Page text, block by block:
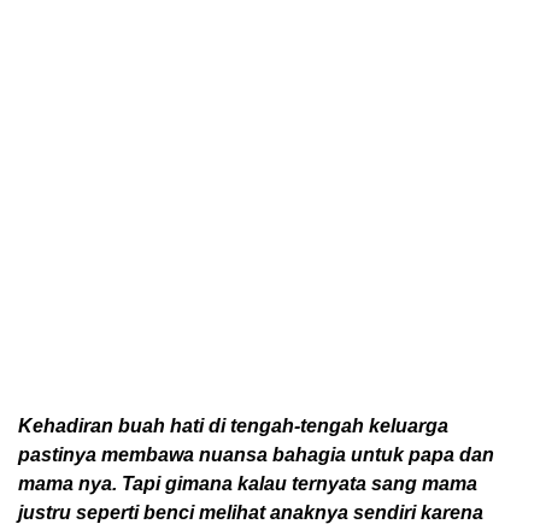
Kehadiran buah hati di tengah-tengah keluarga
pastinya membawa nuansa bahagia untuk papa dan
mama nya. Tapi gimana kalau ternyata sang mama
justru seperti benci melihat anaknya sendiri karena